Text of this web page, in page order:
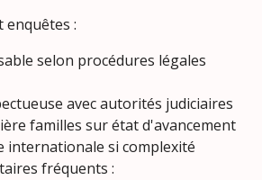
enquêtes :
selon procédures légales
avec autorités judiciaires
familles sur état d'avancement
internationale si complexité
fréquents :